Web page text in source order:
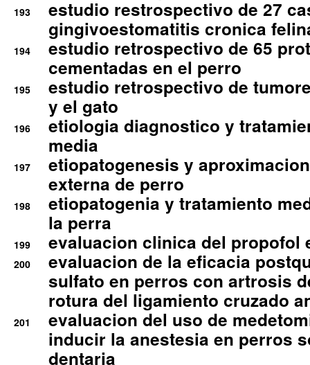
193
estudio restrospectivo de 27
gingivoestomatitis cronica
194
estudio retrospectivo de 65
cementadas en el perro
195
estudio retrospectivo de
y el gato
196
etiologia diagnostico y
media
197
etiopatogenesis y
externa de perro
198
etiopatogenia y tratamiento
la perra
199 evaluacion clinica del propofol
200
evaluacion de la eficacia
sulfato en perros con artrosis
rotura del ligamiento cruzado
201
evaluacion del uso de
inducir la anestesia en perros
dentaria